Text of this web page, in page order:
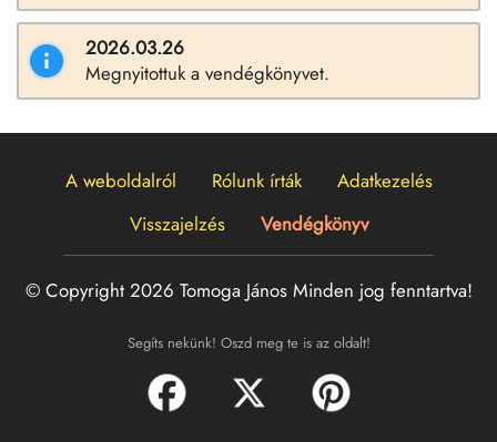
2026.03.26
Megnyitottuk a vendégkönyvet.
A weboldalról Rólunk írták
Adatkezelés
Visszajelzés
Vendégkönyv
© Copyright 2026 Tomoga János Minden jog fenntartva!
Segíts nekünk! Oszd meg te is az oldalt!